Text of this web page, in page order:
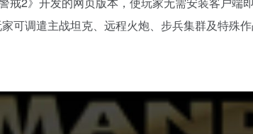
调遣主战坦克、远程火炮、步兵集群及特殊